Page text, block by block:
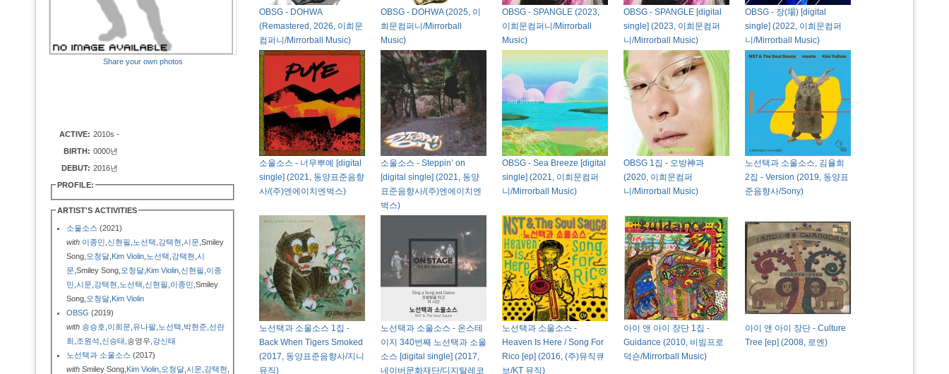
Share your own photos
ACTIVE: 2010s -
BIRTH: 0000년
DEBUT: 2016년
PROFILE:
ARTIST'S ACTIVITIES
소울소스 (2021)
with 이종민 신현필 노선택 강택현 시문 ,Smiley
Song, 오청달 Kim Violin 노선택 강택현 시
문 ,Smiley Song, 오청달 Kim Violin 신현필 이종
민 시문 강택현 노선택 신현필 이종민 ,Smiley
Song, 오청달 Kim Violin
OBSG (2019)
with 송승호 이희문 유나팔 노선택 박현준 선란
희 조원석 신승태 ,송영우, 강신태
노선택과 소울소스 (2017)
with Smiley Song, Kim Violin 오청달 시문 강택현
OBSG - DOHWA
(Remastered, 2026, 이희문
컴퍼니/Mirrorball Music)
OBSG - DOHWA (2025, 이
희문컴퍼니/Mirrorball
Music)
OBSG - SPANGLE (2023,
이희문컴퍼니/Mirrorball
Music)
OBSG - SPANGLE [digital
single] (2023, 이희문컴퍼
니/Mirrorball Music)
OBSG - 장(場) [digital
single] (2022, 이희문컴퍼
니/Mirrorball Music)
소울소스 - 너무뿌예 [digital
single] (2021, 동양표준음향
사/(주)엔에이치엔벅스)
소울소스 - Steppin’ on
[digital single] (2021, 동양
표준음향사/(주)엔에이치엔
벅스)
OBSG - Sea Breeze [digital
single] (2021, 이희문컴퍼
니/Mirrorball Music)
OBSG 1집 - 오방神과
(2020, 이희문컴퍼
니/Mirrorball Music)
노선택과 소울소스, 김율희
2집 - Version (2019, 동양표
준음향사/Sony)
노선택과 소울소스 1집 -
Back When Tigers Smoked
(2017, 동양표준음향사/지니
뮤직)
노선택과 소울소스 - 온스테
이지 340번째 노선택과 소울
소스 [digital single] (2017,
네이버문화재단/디지탈레코
노선택과 소울소스 -
Heaven Is Here / Song For
Rico [ep] (2016, (주)뮤직큐
브/KT 뮤직)
아이 앤 아이 장단 1집 -
Guidance (2010, 비빔프로
덕숀/Mirrorball Music)
아이 앤 아이 장단 - Culture
Tree [ep] (2008, 로엔)